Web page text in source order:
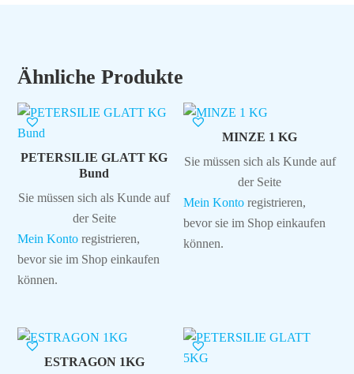
Ähnliche Produkte
PETERSILIE GLATT KG
Bund
Sie müssen sich als Kunde auf
der Seite
Mein Konto registrieren,
bevor sie im Shop einkaufen
können.
MINZE 1 KG
Sie müssen sich als Kunde auf
der Seite
Mein Konto registrieren,
bevor sie im Shop einkaufen
können.
ESTRAGON 1KG